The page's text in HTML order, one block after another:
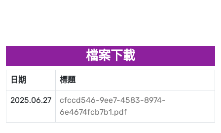
檔案下載
日期 標題
2025.06.27
cfccd546-9ee7-4583-8974-
6e4674fcb7b1.pdf